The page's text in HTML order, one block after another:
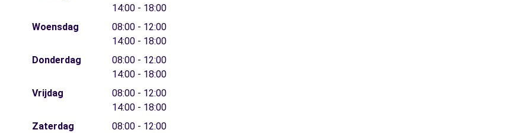
14:00 - 18:00
Woensdag
08:00 - 12:00
14:00 - 18:00
Donderdag
08:00 - 12:00
14:00 - 18:00
Vrijdag
08:00 - 12:00
14:00 - 18:00
Zaterdag
08:00 - 12:00